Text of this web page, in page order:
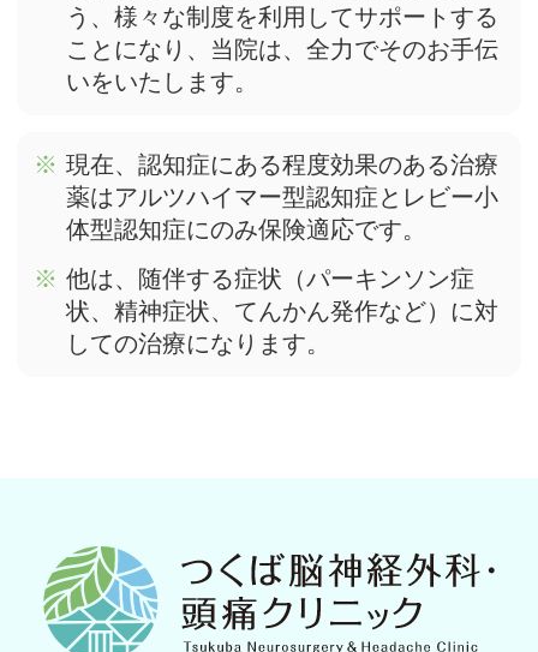
う、様々な制度を利用してサポートする
ことになり、当院は、全力でそのお手伝
いをいたします。
現在、認知症にある程度効果のある治療
薬はアルツハイマー型認知症とレビー小
体型認知症にのみ保険適応です。
他は、随伴する症状（パーキンソン症
状、精神症状、てんかん発作など）に対
しての治療になります。